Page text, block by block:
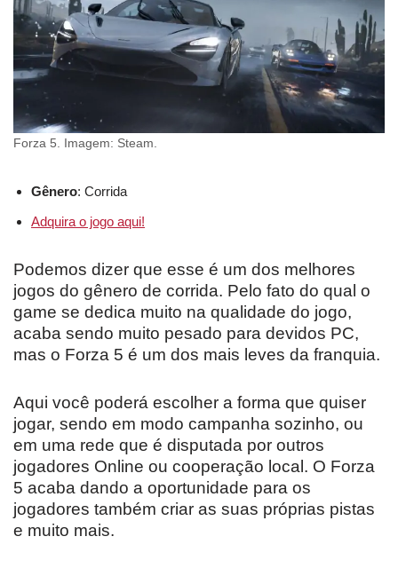
Forza 5. Imagem: Steam.
Gênero: Corrida
Adquira o jogo aqui!
Podemos dizer que esse é um dos melhores
jogos do gênero de corrida. Pelo fato do qual o
game se dedica muito na qualidade do jogo,
acaba sendo muito pesado para devidos PC,
mas o Forza 5 é um dos mais leves da franquia.
Aqui você poderá escolher a forma que quiser
jogar, sendo em modo campanha sozinho, ou
em uma rede que é disputada por outros
jogadores Online ou cooperação local. O Forza
5 acaba dando a oportunidade para os
jogadores também criar as suas próprias pistas
e muito mais.